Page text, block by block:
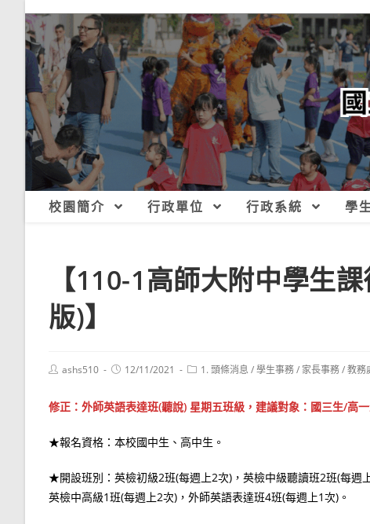
校園簡介 行政單位 行政系統 學
【110-1高師大附中學生
版)】
Postashs510
Post12/11/2021
Post1. 頭條消息 /學生事務/ 家長事務/教務
修正：外師英語表達班(聽說) 星期五班級，建議對象：國三生/高
★報名資格：本校國中生、高中生。
★開設班別：英檢初級2班(每週上2次)，英檢中級聽讀班2班(每週
英檢中高級1班(每週上2次)，外師英語表達班4班(每週上1次)。